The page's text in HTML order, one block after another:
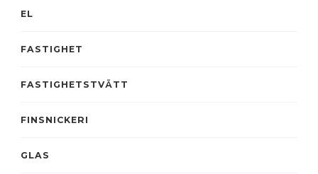
EL
FASTIGHET
FASTIGHETSTVÄTT
FINSNICKERI
GLAS